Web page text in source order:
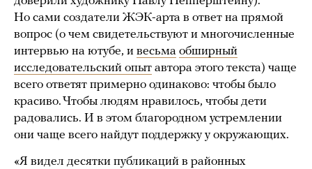
Но сами создатели ЖЭК-арта в ответ на прямой
вопрос (о чем свидетельствуют и многочисленные
интервью на ютубе, и весьма обширный
исследовательский опыт автора этого текста) чаще
всего ответят примерно одинаково: чтобы было
красиво. Чтобы людям нравилось, чтобы дети
радовались. И в этом благородном устремлении
они чаще всего найдут поддержку у окружающих.
«Я видел десятки публикаций в районных